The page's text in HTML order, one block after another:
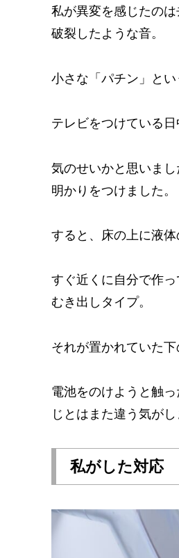
私が異変を感じたの
破裂したような音。
小さな「パチン」とい
テレビをつけている
気のせいかと思いまし
明かりをつけました。
すると、床の上に液体
すぐ近くに自分で作
むき出しタイプ。
それが置かれていた
電池をのけようと触
じとはまた違う気がし
私がした対応